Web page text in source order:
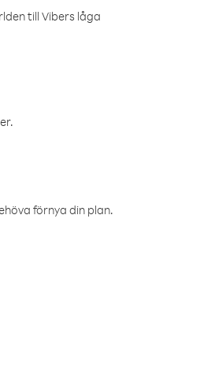
till Vibers låga
förnya din plan.